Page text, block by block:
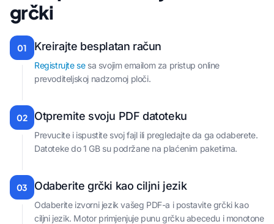
grčki
01 Kreirajte besplatan račun
Registrujte sesa svojim emailom za pristup online
prevoditeljskoj nadzornoj ploči.
02 Otpremite svoju PDF datoteku
Prevucite i ispustite svoj fajl ili pregledajte da ga odaberete.
Datoteke do 1 GB su podržane na plaćenim paketima.
03 Odaberite grčki kao ciljni jezik
Odaberite izvorni jezik vašeg PDF-a i postavite grčki kao
ciljni jezik. Motor primjenjuje punu grčku abecedu i monotone